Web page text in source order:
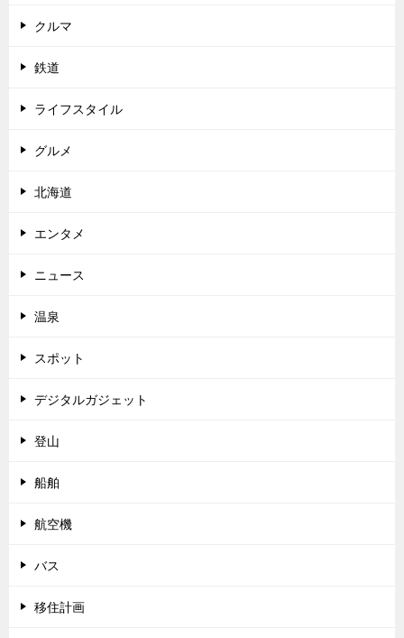
クルマ
鉄道
ライフスタイル
グルメ
北海道
エンタメ
ニュース
温泉
スポット
デジタルガジェット
登山
船舶
航空機
バス
移住計画